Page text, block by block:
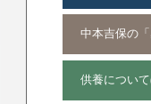
中本吉保の「
供養について